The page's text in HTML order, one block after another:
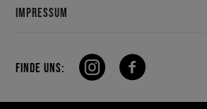
IMPRESSUM
FINDE UNS: